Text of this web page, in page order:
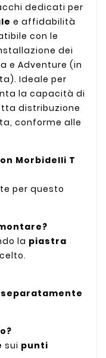
dedicati per
e affidabilità
con le
dei
e Adventure (in
Ideale per
la capacità di
distribuzione
conforme alle
Morbidelli T
per questo
la piastra
sui punti